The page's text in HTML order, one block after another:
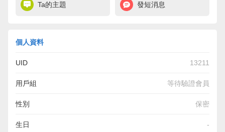
Ta的主題 發短消息
個人資料
UID 13211
用戶組 等待驗證會員
性別 保密
生日 -